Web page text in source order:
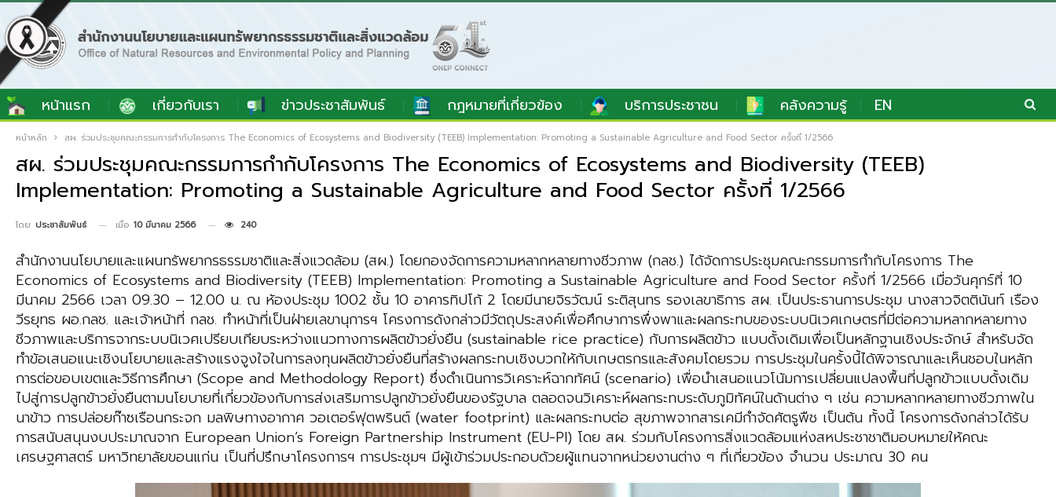
หน้าแรก เกี่ยวกับเรา ข่าวประชาสัมพันธ์ กฎหมายที่เกี่ยวข้อง บริการประชาชน คลังความรู้ EN
หน้าหลัก สผ. ร่วมประชุมคณะกรรมการกำกับโครงการ The Economics of Ecosystems and Biodiversity (TEEB) Implementation: Promoting a Sustainable Agriculture and Food Sector ครั้งที่ 1/2566
สผ. ร่วมประชุมคณะกรรมการกำกับโครงการ The Economics of Ecosystems and Biodiversity (TEEB)
Implementation: Promoting a Sustainable Agriculture and Food Sector ครั้งที่ 1/2566
โดย ประชาสัมพันธ์ เมื่อ 10 มีนาคม 2566 240
สำนักงานนโยบายและแผนทรัพยากรธรรมชาติและสิ่งแวดล้อม (สผ.) โดยกองจัดการความหลากหลายทางชีวภาพ (กลช.) ได้จัดการประชุมคณะกรรมการกำกับโครงการ The
Economics of Ecosystems and Biodiversity (TEEB) Implementation: Promoting a Sustainable Agriculture and Food Sector ครั้งที่ 1/2566 เมื่อวันศุกร์ที่ 10
มีนาคม 2566 เวลา 09.30 – 12.00 น. ณ ห้องประชุม 1002 ชั้น 10 อาคารทิปโก้ 2 โดยมีนายจิรวัฒน์ ระติสุนทร รองเลขาธิการ สผ. เป็นประธานการประชุม นางสาวจิตตินันท์ เรือง
วีรยุทธ ผอ.กลช. และเจ้าหน้าที่ กลช. ทำหน้าที่เป็นฝ่ายเลขานุการฯ โครงการดังกล่าวมีวัตถุประสงค์เพื่อศึกษาการพึ่งพาและผลกระทบของระบบนิเวศเกษตรที่มีต่อความหลากหลายทาง
ชีวภาพและบริการจากระบบนิเวศเปรียบเทียบระหว่างแนวทางการผลิตข้าวยั่งยืน (sustainable rice practice) กับการผลิตข้าว แบบดั้งเดิมเพื่อเป็นหลักฐานเชิงประจักษ์ สำหรับจัด
ทำข้อเสนอแนะเชิงนโยบายและสร้างแรงจูงใจในการลงทุนผลิตข้าวยั่งยืนที่สร้างผลกระทบเชิงบวกให้กับเกษตรกรและสังคมโดยรวม การประชุมในครั้งนี้ได้พิจารณาและเห็นชอบในหลัก
การต่อขอบเขตและวิธีการศึกษา (Scope and Methodology Report) ซึ่งดำเนินการวิเคราะห์ฉากทัศน์ (scenario) เพื่อนำเสนอแนวโน้มการเปลี่ยนแปลงพื้นที่ปลูกข้าวแบบดั้งเดิม
ไปสู่การปลูกข้าวยั่งยืนตามนโยบายที่เกี่ยวข้องกับการส่งเสริมการปลูกข้าวยั่งยืนของรัฐบาล ตลอดจนวิเคราะห์ผลกระทบระดับภูมิทัศน์ในด้านต่าง ๆ เช่น ความหลากหลายทางชีวภาพใน
นาข้าว การปล่อยก๊าซเรือนกระจก มลพิษทางอากาศ วอเตอร์ฟุตพรินต์ (water footprint) และผลกระทบต่อ สุขภาพจากสารเคมีกำจัดศัตรูพืช เป็นต้น ทั้งนี้ โครงการดังกล่าวได้รับ
การสนับสนุนงบประมาณจาก European Union’s Foreign Partnership Instrument (EU-PI) โดย สผ. ร่วมกับโครงการสิ่งแวดล้อมแห่งสหประชาชาติมอบหมายให้คณะ
เศรษฐศาสตร์ มหาวิทยาลัยขอนแก่น เป็นที่ปรึกษาโครงการฯ การประชุมฯ มีผู้เข้าร่วมประกอบด้วยผู้แทนจากหน่วยงานต่าง ๆ ที่เกี่ยวข้อง จำนวน ประมาณ 30 คน